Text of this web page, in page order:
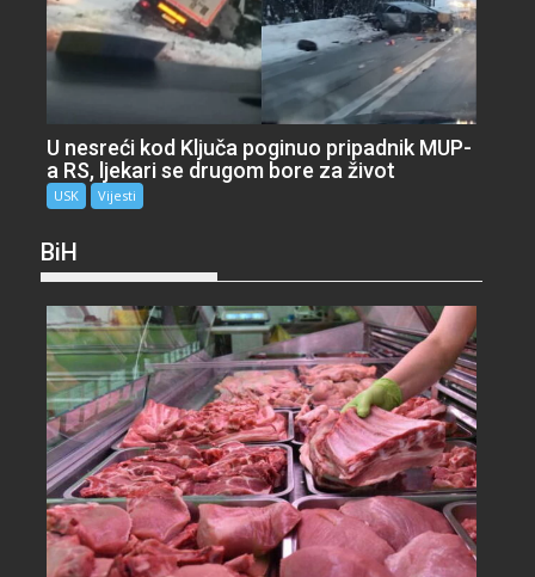
U nesreći kod Ključa poginuo pripadnik MUP-
a RS, ljekari se drugom bore za život
USK Vijesti
BiH